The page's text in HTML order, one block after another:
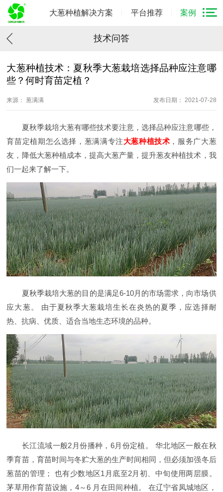
大葱种植解决方案 平台推荐 案例
技术问答
大葱种植技术：夏秋季大葱栽培选择品种应注意哪
些？何时育苗定植？
来源： 葱满满 发布日期： 2021-07-28
夏秋季栽培大葱有哪些技术要注意，选择品种应注意哪些，
育苗定植期怎么选择，葱满满专注大葱种植技术 ，服务广大葱
友，降低大葱种植成本，提高大葱产量，提升葱友种植技术，我
们一起来了解一下。
夏秋季栽培大葱的目的是满足6-10月的市场需求，向市场供
应大葱。 由于夏秋季大葱栽培生长在炎热的夏季，应选择耐
热、抗病、优质、适合当地生态环境的品种。
长江流域一般2月份播种，6月份定植。 华北地区一般在秋
季育苗，育苗时间与冬贮大葱的生产时间相同，但必须加强冬后
葱苗的管理； 也有少数地区1月底至2月初、中旬使用两层膜。
茅草用作育苗设施，4～6 月在田间种植。 在辽宁省凤城地区，